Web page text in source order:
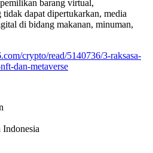
barang virtual,
tidak dapat dipertukarkan, media
di bidang makanan, minuman,
crypto/read/5140736/3-raksasa-
dan-metaverse